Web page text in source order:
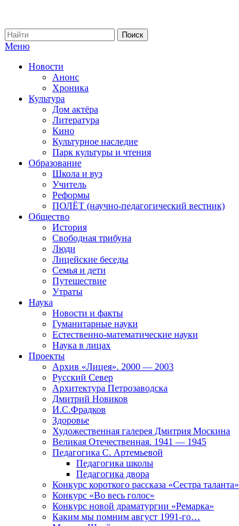
Меню
Новости
Анонс
Хроника
Культура
Дом актёра
Литература
Кино
Культурное наследие
Парк культуры и чтения
Образование
Школа и вуз
Учитель
Реформы
ПОЛЁТ (научно-педагогический вестник)
Общество
История
Свободная трибуна
Люди
Лицейские беседы
Семья и дети
Путешествие
Утраты
Наука
Новости и факты
Гуманитарные науки
Естественно-математические науки
Наука в лицах
Проекты
Архив «Лицея». 2000 — 2003
Русский Север
Архитектура Петрозаводска
Дмитрий Новиков
И.С.Фрадков
Здоровье
Художественная галерея Дмитрия Москина
Великая Отечественная. 1941 — 1945
Педагогика С. Артемьевой
Педагогика школы
Педагогика двора
Конкурс короткого рассказа «Сестра таланта»
Конкурс «Во весь голос»
Конкурс новой драматургии «Ремарка»
Каким мы помним август 1991-го…